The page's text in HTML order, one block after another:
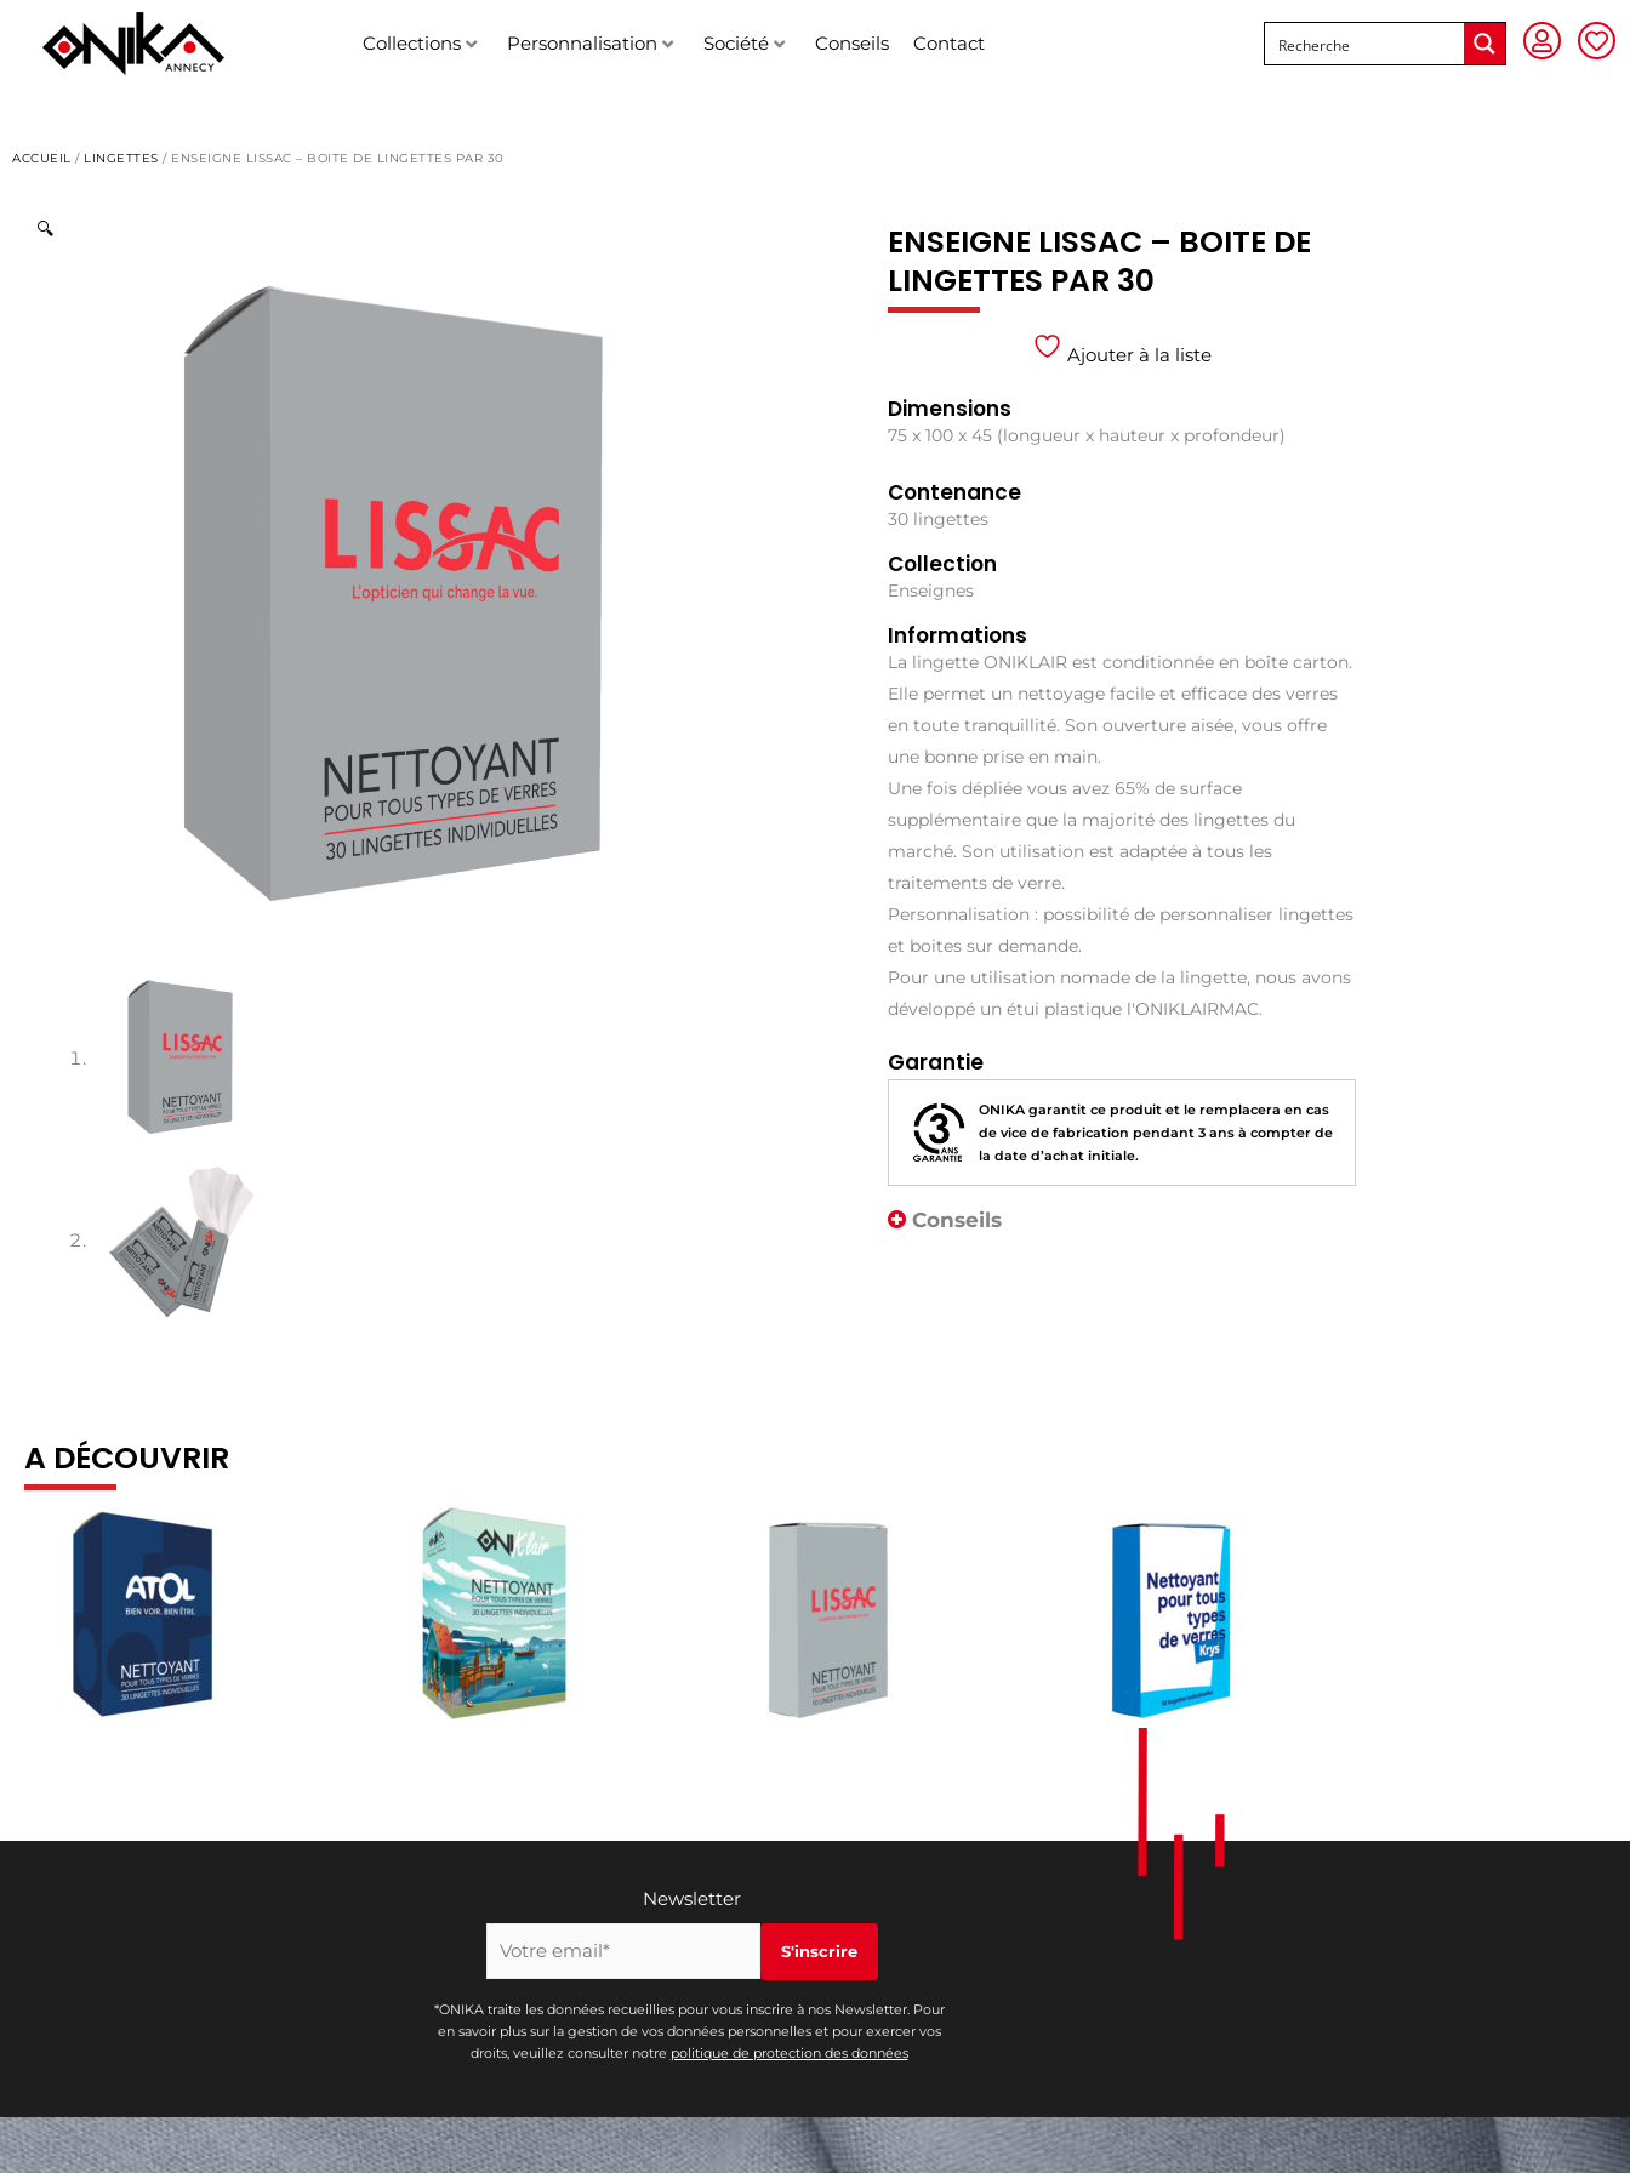
contenu
Collections Personnalisation Société Conseils Contact
ACCUEIL / LINGETTES / ENSEIGNE LISSAC – BOITE DE LINGETTES PAR 30
🔍
ENSEIGNE LISSAC – BOITE DE
LINGETTES PAR 30
Ajouter à la liste
Dimensions
75 x 100 x 45 (longueur x hauteur x profondeur)
Contenance
30 lingettes
Collection
Enseignes
Informations
La lingette ONIKLAIR est conditionnée en boîte carton.
Elle permet un nettoyage facile et efficace des verres
en toute tranquillité. Son ouverture aisée, vous offre
une bonne prise en main.
Une fois dépliée vous avez 65% de surface
supplémentaire que la majorité des lingettes du
marché. Son utilisation est adaptée à tous les
traitements de verre.
Personnalisation : possibilité de personnaliser lingettes
et boites sur demande.
Pour une utilisation nomade de la lingette, nous avons
développé un étui plastique l'ONIKLAIRMAC.
Garantie
ONIKA garantit ce produit et le remplacera en cas
de vice de fabrication pendant 3 ans à compter de
la date d’achat initiale.
Conseils
A DÉCOUVRIR
Newsletter
*ONIKA traite les données recueillies pour vous inscrire à nos Newsletter. Pour
en savoir plus sur la gestion de vos données personnelles et pour exercer vos
droits, veuillez consulter notre politique de protection des données